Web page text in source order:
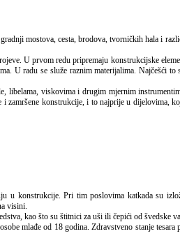
U prvom redu pripremaju konstrukcijske
U radu se služe raznim materijalima.
viskovima i drugim mjernim
konstrukcije, i to najprije u
visini.
kao što su štitnici za uši ili čepići od švedske
mlađe od 18 godina. Zdravstveno stanje